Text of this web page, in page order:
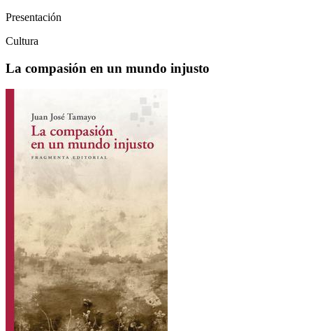
Presentación
Cultura
La compasión en un mundo injusto